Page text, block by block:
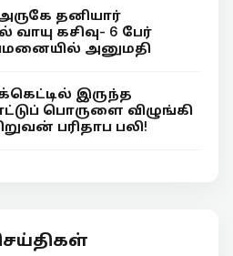
தனியார்
கசிவு- 6 பேர்
அனுமதி
இருந்த
பொருளை விழுங்கி
பரிதாப பலி!